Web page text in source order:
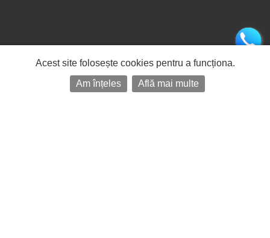
Acest site folosește cookies pentru a funcționa.
Am înțeles
Află mai multe